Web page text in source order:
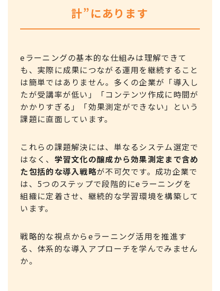
計”にあります
eラーニングの基本的な仕組みは理解できて
も、実際に成果につながる運用を継続すること
は簡単ではありません。多くの企業が「導入し
たが受講率が低い」「コンテンツ作成に時間が
かかりすぎる」「効果測定ができない」という
課題に直面しています。
これらの課題解決には、単なるシステム選定で
はなく、 学習文化の醸成から効果測定まで含め
た包括的な導入戦略が不可欠です。成功企業で
は、5つのステップで段階的にeラーニングを
組織に定着させ、継続的な学習環境を構築して
います。
戦略的な視点からeラーニング活用を推進す
る、体系的な導入アプローチを学んでみません
か。